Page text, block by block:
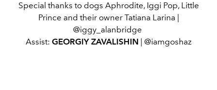
Special thanks to dogs Aphrodite, Iggi Pop, Little
Prince and their owner Tatiana Larina |
@iggy_alanbridge
Assist: GEORGIY ZAVALISHIN | @iamgoshaz